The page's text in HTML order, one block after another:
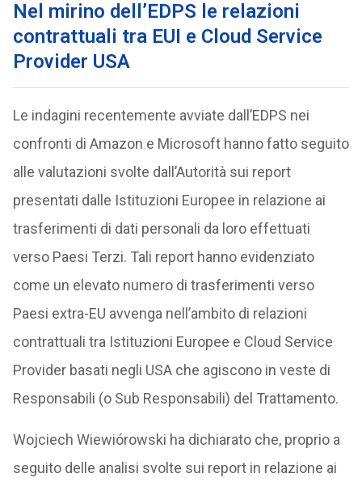
Nel mirino dell’EDPS le relazioni
contrattuali tra EUI e Cloud Service
Provider USA
Le indagini recentemente avviate dall’EDPS nei
confronti di Amazon e Microsoft hanno fatto seguito
alle valutazioni svolte dall’Autorità sui report
presentati dalle Istituzioni Europee in relazione ai
trasferimenti di dati personali da loro effettuati
verso Paesi Terzi. Tali report hanno evidenziato
come un elevato numero di trasferimenti verso
Paesi extra-EU avvenga nell’ambito di relazioni
contrattuali tra Istituzioni Europee e Cloud Service
Provider basati negli USA che agiscono in veste di
Responsabili (o Sub Responsabili) del Trattamento.
Wojciech Wiewiórowski ha dichiarato che, proprio a
seguito delle analisi svolte sui report in relazione ai